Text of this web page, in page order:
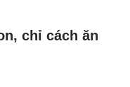
chỉ cách ăn